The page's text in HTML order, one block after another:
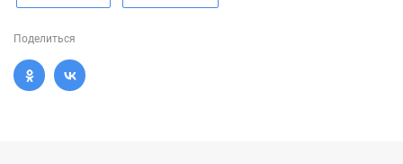
Поделиться